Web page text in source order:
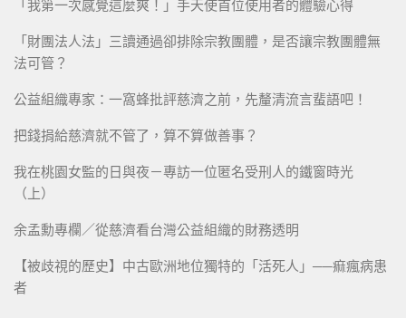
「我第一次感覺這麼爽！」手天使首位使用者的體驗心得
「財團法人法」三讀通過卻排除宗教團體，是否讓宗教團體無
法可管？
公益組織專家：一窩蜂批評慈濟之前，先釐清流言蜚語吧！
把錢捐給慈濟就不管了，算不算做善事？
我在桃園女監的日與夜－專訪一位匿名受刑人的鐵窗時光
（上）
余孟勳專欄／從慈濟看台灣公益組織的財務透明
【被歧視的歷史】中古歐洲地位獨特的「活死人」──痲瘋病患
者